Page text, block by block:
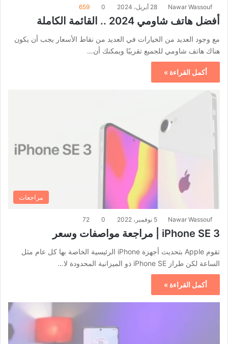
Nawar Wassouf 28 أبريل، 2024 0
659
أفضل هاتف شاومي 2024 .. القائمة الكاملة
مع وجود العديد من الخيارات في العديد من نقاط الأسعار يجب أن يكون
هناك هاتف شاومي للجميع تقريبًا ويمكنك أن…
أكمل القراءة »
مراجعات
Nawar Wassouf 5 نوفمبر، 2022 0
72
iPhone SE 3 | مراجعة مواصفات وسعر
تقوم Apple بتحديث أجهزة iPhone الرئيسية الخاصة بها كل عام مثل
الساعة لكن طراز iPhone SE ذو الميزانية المحدودة لا…
أكمل القراءة »